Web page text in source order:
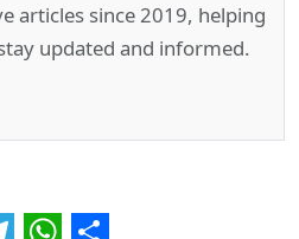
articles since 2019, helping
updated and informed.